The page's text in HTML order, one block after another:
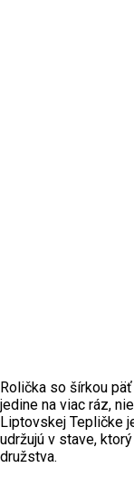
Rolička so šírkou
jedine na viac ráz,
Liptovskej Tepličke
udržujú v stave,
družstva.